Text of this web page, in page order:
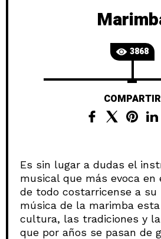
3868
COMPARTIR
Es sin lugar a dudas el
musical que más evoca en
de todo costarricense a su
música de la marimba
cultura, las tradiciones y
que por años se pasan de